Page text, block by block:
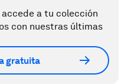
a tu colección
con nuestras últimas
gratuita